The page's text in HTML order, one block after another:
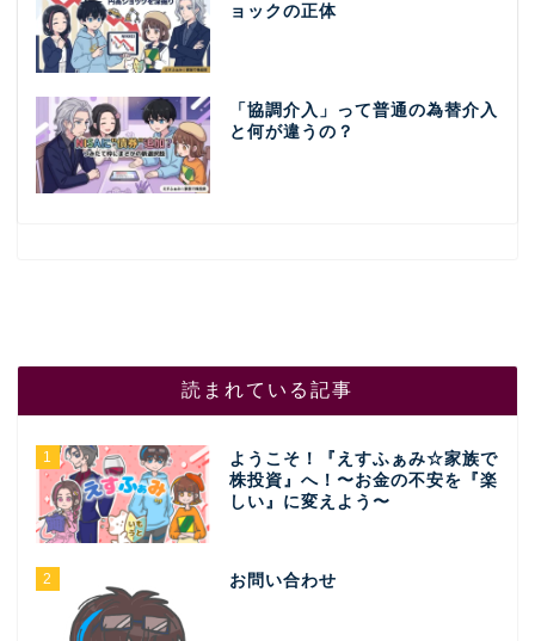
ョックの正体
「協調介入」って普通の為替介入
と何が違うの？
読まれている記事
1
ようこそ！『えすふぁみ☆家族で
株投資』へ！〜お金の不安を『楽
しい』に変えよう〜
2 お問い合わせ